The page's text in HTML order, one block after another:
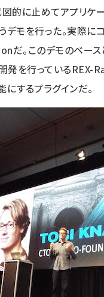
図的に止めてアプリ
デモを行った。実際に
だ。このデモのベー
発を行っている
するプラグインだ。